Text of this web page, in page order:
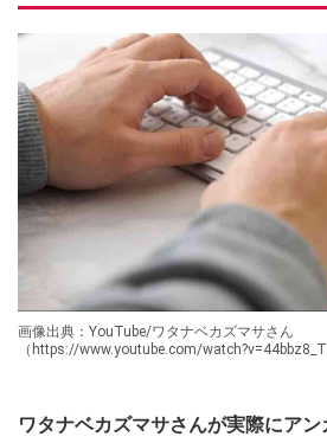
画像出典：YouTube/ワタナベカズマサさん
（https://www.youtube.com/
ワタナベカズマサさんが実際にア